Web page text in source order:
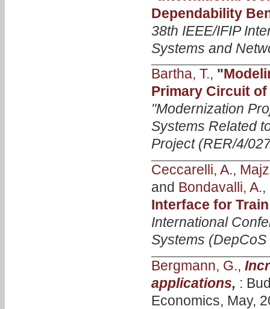
Dependability
38th IEEE/IFIP
Systems and
Bartha, T., "
Primary Circuit of
"Modernization
Systems Related
Project (RER/4/
Ceccarelli, A.,
and Bondavalli, A.,
Interface for
International
Systems
Bergmann, G.,
applications, :
Economics, May,